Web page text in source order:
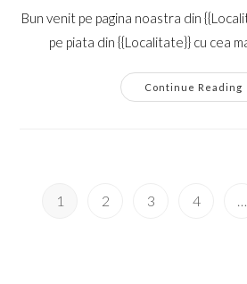
Bun venit pe pagina noastra din
pe piata din {{Localitate}} cu cea
Continue Reading
1 2 3 4 …